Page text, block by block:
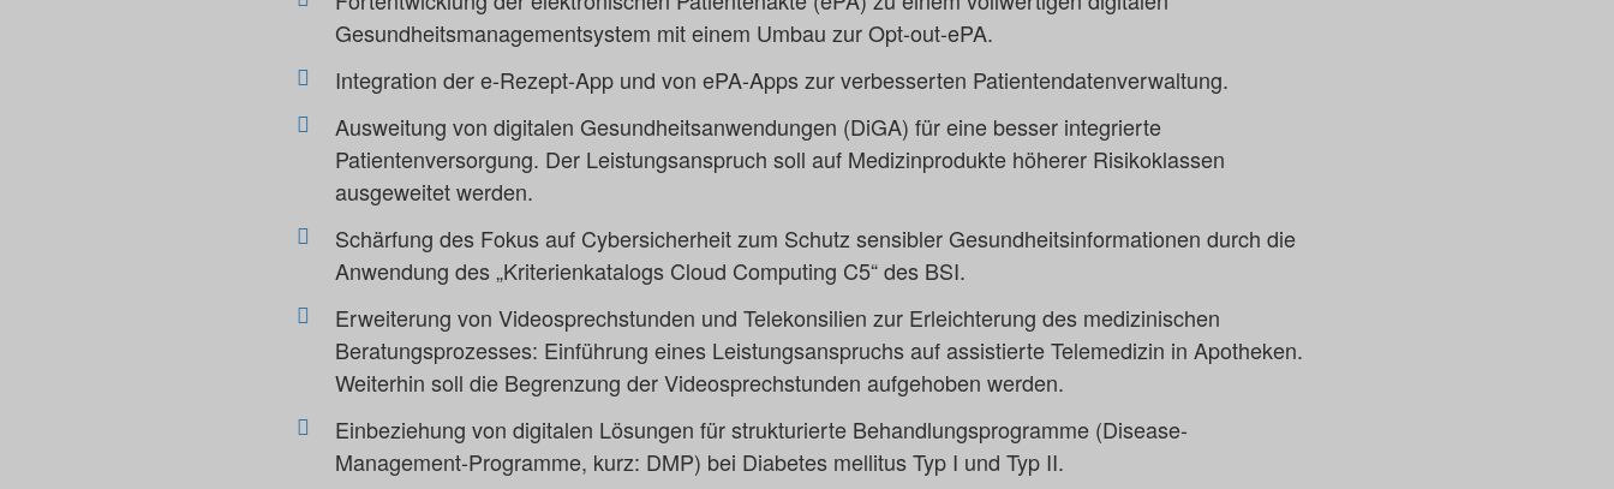
Gesundheitsmanagementsystem mit einem Umbau zur Opt-out-ePA.
Integration der e-Rezept-App und von ePA-Apps zur verbesserten Patientendatenverwaltung.
Ausweitung von digitalen Gesundheitsanwendungen (DiGA) für eine besser integrierte
Patientenversorgung. Der Leistungsanspruch soll auf Medizinprodukte höherer Risikoklassen
ausgeweitet werden.
Schärfung des Fokus auf Cybersicherheit zum Schutz sensibler Gesundheitsinformationen durch die
Anwendung des „Kriterienkatalogs Cloud Computing C5“ des BSI.
Erweiterung von Videosprechstunden und Telekonsilien zur Erleichterung des medizinischen
Beratungsprozesses: Einführung eines Leistungsanspruchs auf assistierte Telemedizin in Apotheken.
Weiterhin soll die Begrenzung der Videosprechstunden aufgehoben werden.
Einbeziehung von digitalen Lösungen für strukturierte Behandlungsprogramme (Disease-
Management-Programme, kurz: DMP) bei Diabetes mellitus Typ I und Typ II.